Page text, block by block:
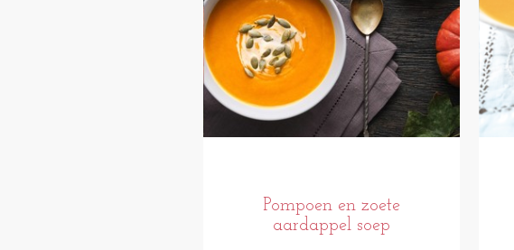
Pompoen en zoete
aardappel soep